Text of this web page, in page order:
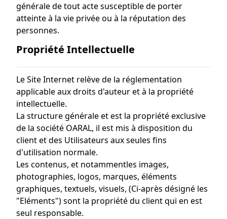
générale de tout acte susceptible de porter
atteinte à la vie privée ou à la réputation des
personnes.
Propriété Intellectuelle
Le Site Internet relève de la réglementation
applicable aux droits d'auteur et à la propriété
intellectuelle.
La structure générale et est la propriété exclusive
de la société OARAL, il est mis à disposition du
client et des Utilisateurs aux seules fins
d'utilisation normale.
Les contenus, et notammentles images,
photographies, logos, marques, éléments
graphiques, textuels, visuels, (Ci-après désigné les
"Eléments") sont la propriété du client qui en est
seul responsable.